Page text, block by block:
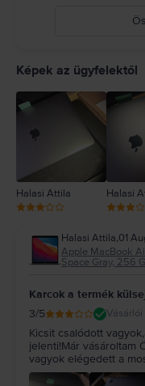
Képek az ügyfelektől
Halasi Attila Halasi
Halasi Attila,01
Apple MacBook
Space Gray, 256
Karcok a termék
3/5
Kicsit csalódott
jelenti!Már vásároltam
vagyok elégedett a